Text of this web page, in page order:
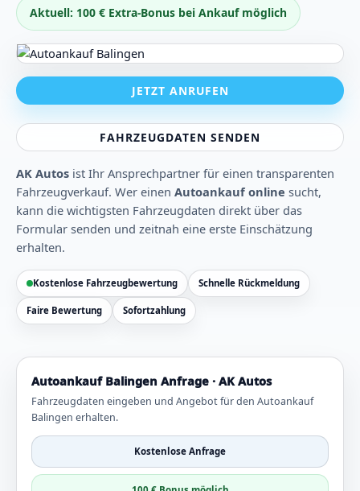
Aktuell: 100 € Extra-Bonus bei Ankauf möglich
JETZT ANRUFEN
FAHRZEUGDATEN SENDEN
AK Autos ist Ihr Ansprechpartner für einen transparenten
Fahrzeugverkauf. Wer einen Autoankauf online sucht,
kann die wichtigsten Fahrzeugdaten direkt über das
Formular senden und zeitnah eine erste Einschätzung
erhalten.
Kostenlose Fahrzeugbewertung Schnelle Rückmeldung
Faire Bewertung Sofortzahlung
Autoankauf Balingen Anfrage · AK Autos
Fahrzeugdaten eingeben und Angebot für den Autoankauf
Balingen erhalten.
Kostenlose Anfrage